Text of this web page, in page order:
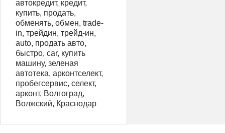
автокредит, кредит,
купить, продать,
обменять, обмен, trade-
in, трейдин, трейд-ин,
auto, продать авто,
быстро, car, купить
машину, зеленая
автотека, арконтселект,
пробегсервис, селект,
арконт, Волгоград,
Волжский, Краснодар